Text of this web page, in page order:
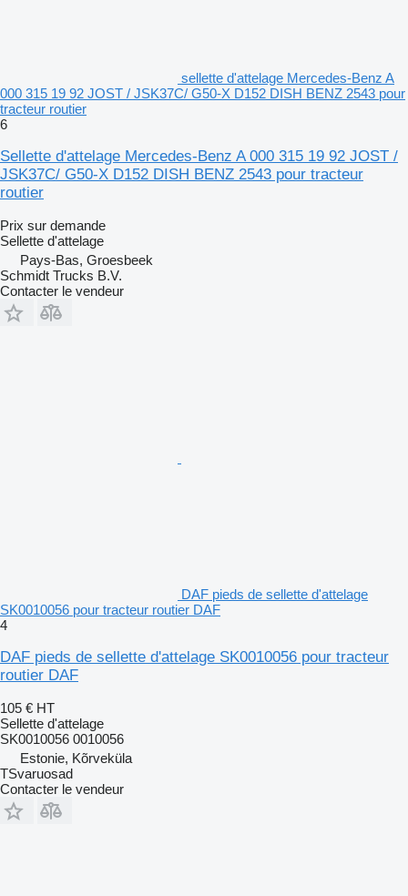
sellette d'attelage Mercedes-Benz A
000 315 19 92 JOST / JSK37C/ G50-X D152 DISH BENZ 2543 pour
tracteur routier
6
Sellette d'attelage Mercedes-Benz A 000 315 19 92 JOST /
JSK37C/ G50-X D152 DISH BENZ 2543 pour tracteur
routier
Prix sur demande
Sellette d'attelage
Pays-Bas, Groesbeek
Schmidt Trucks B.V.
Contacter le vendeur
DAF pieds de sellette d'attelage
SK0010056 pour tracteur routier DAF
4
DAF pieds de sellette d'attelage SK0010056 pour tracteur
routier DAF
105 € HT
Sellette d'attelage
SK0010056 0010056
Estonie, Kõrveküla
TSvaruosad
Contacter le vendeur